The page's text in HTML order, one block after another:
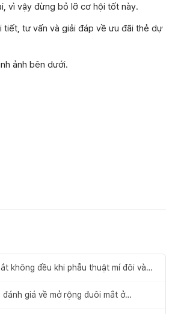
vì vậy đừng bỏ lỡ cơ hội tốt này.
tư vấn và giải đáp về ưu đãi thẻ dự
ảnh bên dưới.
không đều khi phẫu thuật mí đôi và
giá về mở rộng đuôi mắt ở